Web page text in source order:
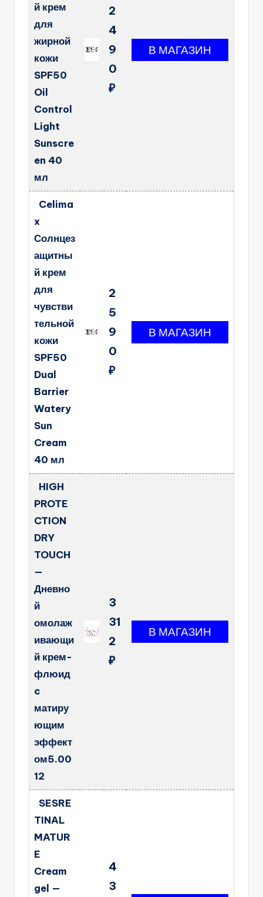
й крем
для
жирной
кожи
SPF50
Oil
Control
Light
Sunscre
en 40
мл
2
4
9
0
₽
Celima
x
Солнцез
ащитны
й крем
для
чувстви
тельной
кожи
SPF50
Dual
Barrier
Watery
Sun
Cream
40 мл
2
5
9
0
₽
HIGH
PROTE
CTION
DRY
TOUCH
—
Дневно
й
омолаж
ивающи
й крем-
флюид
c
матиру
ющим
эффект
ом5.00
12
3
31
2
₽
SESRE
TINAL
MATUR
E
Cream
gel —
4
3